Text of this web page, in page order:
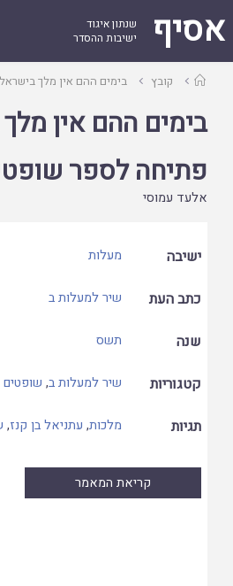
אסיף
שנתון איגוד
ישיבות ההסדר
עמודקובץ בימים ההם אין מלך
בימים ההם אין
פתיחה לספר
אלעד עמוסי
ישיבה מעלות
כתב העת שיר למעלות ב
שנה תשס
קטגוריות שיר למעלות ב, שופטים
תגיות מלכות, עתניאל בן קנז,
קריאת המאמר